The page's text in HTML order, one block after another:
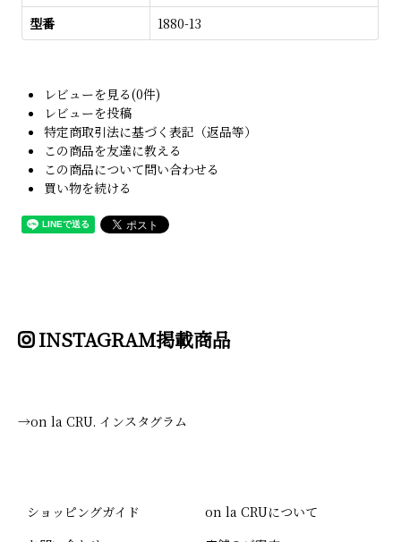
型番
1880-13
レビューを見る(0件)
レビューを投稿
特定商取引法に基づく表記（返品等）
この商品を友達に教える
この商品について問い合わせる
買い物を続ける
INSTAGRAM掲載商品
→on la CRU. インスタグラム
ショッピングガイド
on la CRUについて